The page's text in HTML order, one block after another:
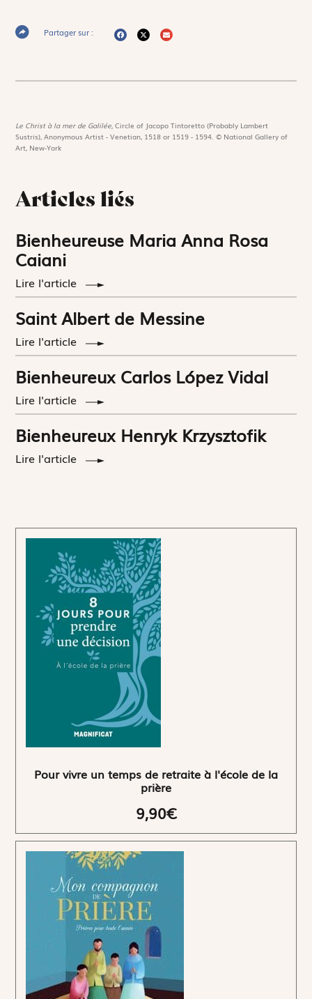
Partager sur :
Le Christ à la mer de Galilée,Circle of Jacopo Tintoretto (Probably Lambert
Sustris), Anonymous Artist - Venetian, 1518 or 1519 - 1594. © National Gallery of
Art, New-York
Articles liés
Bienheureuse Maria Anna Rosa
Caiani
Lire l'article
Saint Albert de Messine
Lire l'article
Bienheureux Carlos López Vidal
Lire l'article
Bienheureux Henryk Krzysztofik
Lire l'article
Pour vivre un temps de retraite à l'école de la
prière
9,90€